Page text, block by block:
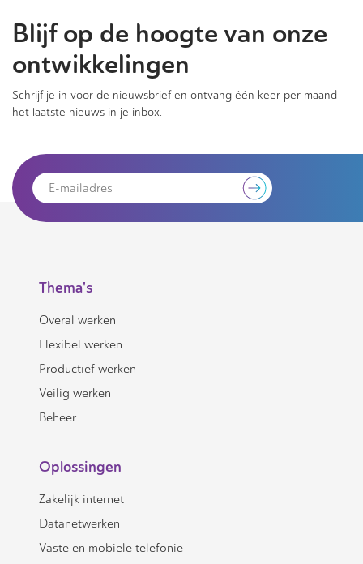
Blijf op de hoogte van onze
ontwikkelingen
Schrijf je in voor de nieuwsbrief en ontvang één keer per maand
het laatste nieuws in je inbox.
Thema's
Overal werken
Flexibel werken
Productief werken
Veilig werken
Beheer
Oplossingen
Zakelijk internet
Datanetwerken
Vaste en mobiele telefonie